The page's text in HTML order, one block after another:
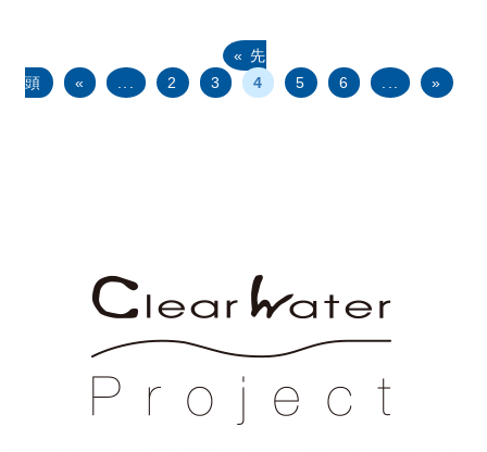
« 先
頭
« ... 2 3 4 5 6 ... »